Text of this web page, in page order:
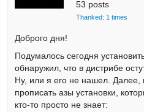
53 posts
Thanked: 1 times
Доброго дня!
Подумалось сегодня
обнаружил, что в дистрибе
Ну, или я его не нашел.
прописать азы установки,
кто-то просто не знает: